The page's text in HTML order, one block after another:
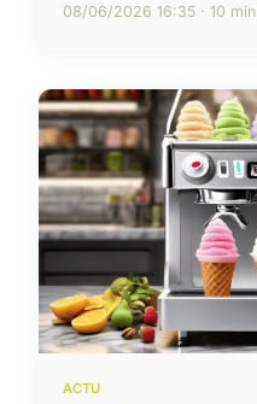
08/06/2026 16:35 · 10 min
ACTU